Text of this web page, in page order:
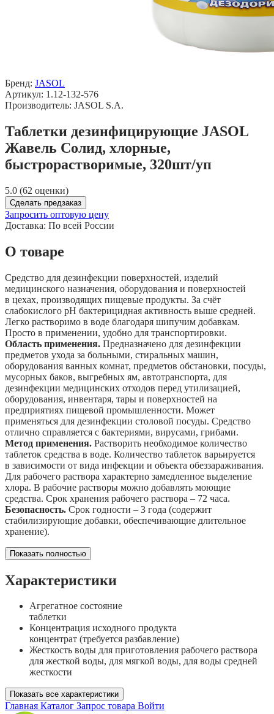
Бренд: JASOL
Артикул: 1.12-132-576
Производитель: JASOL S.A.
Таблетки дезинфицирующие JASOL
Жавель Солид, хлорные,
быстрорастворимые, 320шт/уп
5.0 (62 оценки)
Сделать предзаказ
Запросить оптовую цену
Доставка: По всей России
О товаре
Средство для дезинфекции поверхностей, изделий
медицинского назначения, оборудования и поверхностей
в цехах, производящих пищевые продукты. За счёт
слабокислого pH бактерицидная активность выше средней.
Легко растворимо в воде благодаря шипучим добавкам.
Просто в применении, удобно для транспортировки.
Область применения. Предназначено для дезинфекции
предметов ухода за больными, стиральных машин,
оборудования ванных комнат, предметов обстановки, посуды,
мусорных баков, выгребных ям, автотранспорта, для
дезинфекции медицинских отходов перед утилизацией,
оборудования, инвентаря, тары и поверхностей на
предприятиях пищевой промышленности. Может
применяться для дезинфекции столовой посуды. Средство
отлично справляется с бактериями, вирусами, грибами.
Метод применения. Растворить необходимое количество
таблеток средства в воде. Количество таблеток варьируется
в зависимости от вида инфекции и объекта обеззараживания.
Для рабочего раствора характерно замедленное выделение
хлора. В рабочие растворы можно добавлять моющие
средства. Срок хранения рабочего раствора – 72 часа.
Безопасность. Срок годности – 3 года (содержит
стабилизирующие добавки, обеспечивающие длительное
хранение).
Показать полностью
Характеристики
Агрегатное состояние
таблетки
Концентрация исходного продукта
концентрат (требуется разбавление)
Жесткость воды для приготовления рабочего раствора
для жесткой воды, для мягкой воды, для воды средней
жесткости
Показать все характеристики
Главная Каталог Запрос товара Войти